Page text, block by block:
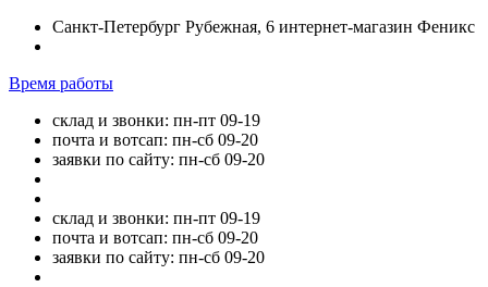
Санкт-Петербург Рубежная, 6 интернет-магазин Феникс
Время работы
склад и звонки: пн-пт 09-19
почта и вотсап: пн-сб 09-20
заявки по сайту: пн-сб 09-20
склад и звонки: пн-пт 09-19
почта и вотсап: пн-сб 09-20
заявки по сайту: пн-сб 09-20